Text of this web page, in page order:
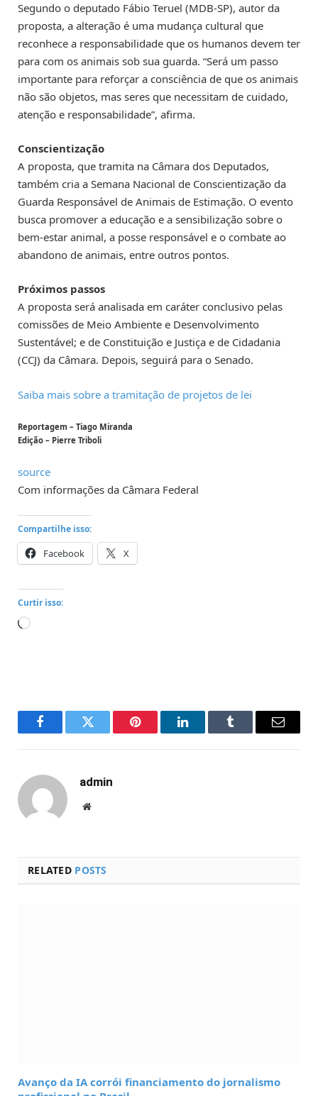
Segundo o deputado Fábio Teruel (MDB-SP), autor da
proposta, a alteração é uma mudança cultural que
reconhece a responsabilidade que os humanos devem ter
para com os animais sob sua guarda. “Será um passo
importante para reforçar a consciência de que os animais
não são objetos, mas seres que necessitam de cuidado,
atenção e responsabilidade”, afirma.
Conscientização
A proposta, que tramita na Câmara dos Deputados,
também cria a Semana Nacional de Conscientização da
Guarda Responsável de Animais de Estimação. O evento
busca promover a educação e a sensibilização sobre o
bem-estar animal, a posse responsável e o combate ao
abandono de animais, entre outros pontos.
Próximos passos
A proposta será analisada em caráter conclusivo pelas
comissões de Meio Ambiente e Desenvolvimento
Sustentável; e de Constituição e Justiça e de Cidadania
(CCJ) da Câmara. Depois, seguirá para o Senado.
Saiba mais sobre a tramitação de projetos de lei
Reportagem – Tiago Miranda
Edição – Pierre Triboli
source
Com informações da Câmara Federal
Compartilhe isso:
Facebook X
Curtir isso:
Carregando...
FacebookTwitter Pinterest LinkedInTumblr Email
admin
Website
RELATED POSTS
Avanço da IA corrói financiamento do jornalismo